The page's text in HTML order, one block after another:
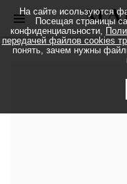
На сайте исользуются
Посещая страницы
конфиденциальности,
передачей файлов cookies
понять, зачем нужны